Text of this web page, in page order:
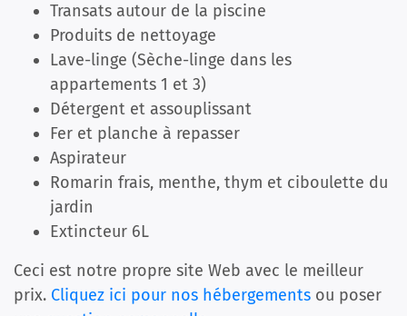
Transats autour de la piscine
Produits de nettoyage
Lave-linge (Sèche-linge dans les
appartements 1 et 3)
Détergent et assouplissant
Fer et planche à repasser
Aspirateur
Romarin frais, menthe, thym et ciboulette du
jardin
Extincteur 6L
Ceci est notre propre site Web avec le meilleur
prix. Cliquez ici pour nos hébergements ou poser